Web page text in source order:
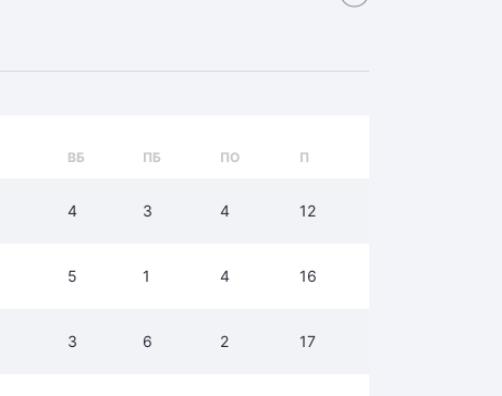
ВБ ПБ ПО П
4 3 4 12
5 1 4 16
3 6 2 17